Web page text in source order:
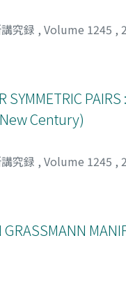
究録 , Volume 1245 ,
SYMMETRIC
Century)
究録 , Volume 1245 ,
GRASSMANN